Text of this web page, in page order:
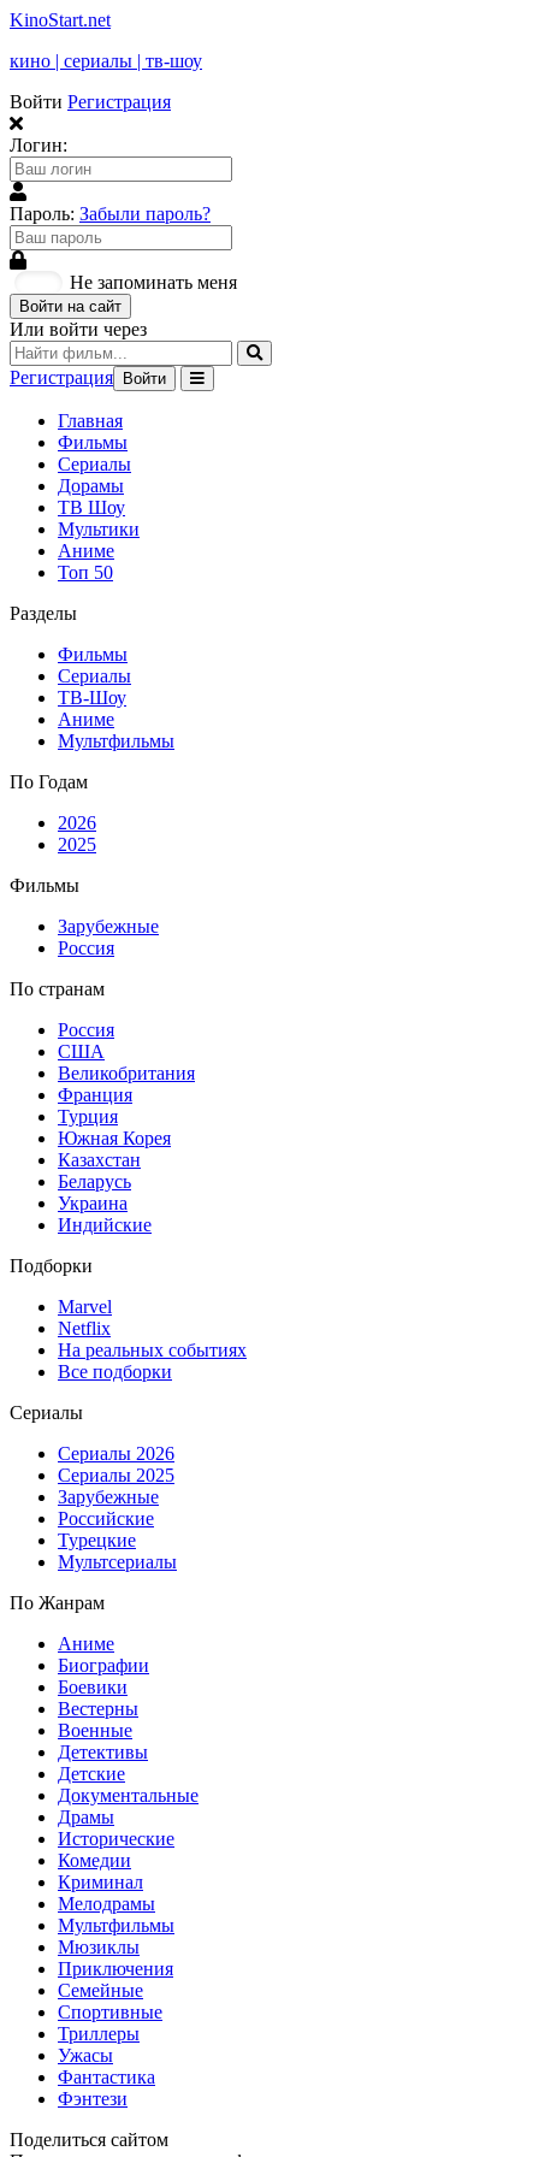
KinoStart.net
кино | сериалы | тв-шоу
Войти Регистрация
Логин:
Пароль: Забыли пароль?
Не запоминать меня
Войти на сайт
Или войти через
Регистрация Войти
Главная
Фильмы
Сериалы
Дорамы
ТВ Шоу
Мультики
Аниме
Топ 50
Разделы
Фильмы
Сериалы
ТВ-Шоу
Аниме
Мультфильмы
По Годам
2026
2025
Фильмы
Зарубежные
Россия
По странам
Россия
США
Великобритания
Франция
Турция
Южная Корея
Казахстан
Беларусь
Украина
Индийские
Подборки
Marvel
Netflix
На реальных событиях
Все подборки
Сериалы
Сериалы 2026
Сериалы 2025
Зарубежные
Российские
Турецкие
Мультсериалы
По Жанрам
Аниме
Биографии
Боевики
Вестерны
Военные
Детективы
Детские
Документальные
Драмы
Исторические
Комедии
Криминал
Мелодрамы
Мультфильмы
Мюзиклы
Приключения
Семейные
Спортивные
Триллеры
Ужасы
Фантастика
Фэнтези
Поделиться сайтом